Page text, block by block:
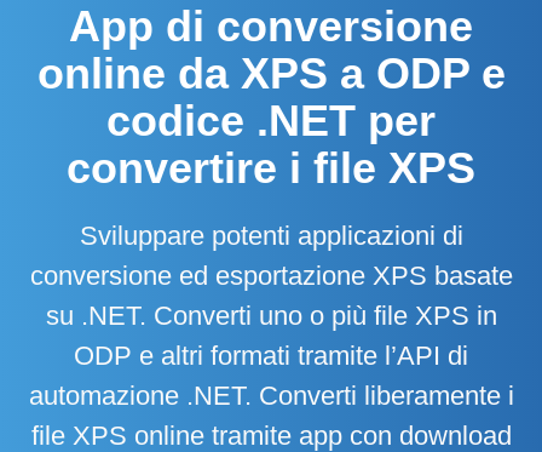
App di conversione
online da XPS a ODP e
codice .NET per
convertire i file XPS
Sviluppare potenti applicazioni di
conversione ed esportazione XPS basate
su .NET. Converti uno o più file XPS in
ODP e altri formati tramite l’API di
automazione .NET. Converti liberamente i
file XPS online tramite app con download